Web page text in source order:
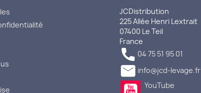
JCDistribution
225 Allée Henri Lextrait
07400 Le Teil
France
 04 75 51 95 01
 info@jcd-levage.fr
YouTube